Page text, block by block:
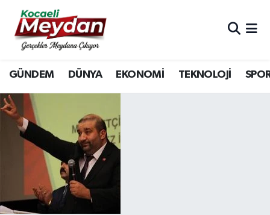
GÜNDEM DÜNYA EKONOMİ TEKNOLOJİ
Nöbetçi Eczaneler
Hava Durumu
Trafik Durumu
Süper Lig Puan Durumu ve Fikstür
Tüm Manşetler
Son Dakika Haberleri